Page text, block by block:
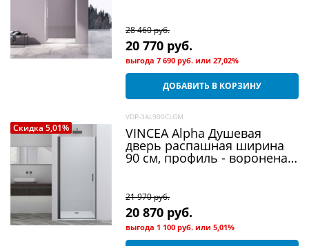
28 460 руб.
20 770 руб.
выгода7 690 руб. или27,02%
ДОБАВИТЬ В КОРЗИНУ
Скидка 5,01%
VDP-3AL900CLGM
VINCEA Alpha Душевая
дверь распашная ширина
90 см, профиль - вороненая
21 970 руб.
20 870 руб.
выгода 1 100 руб. или5,01%